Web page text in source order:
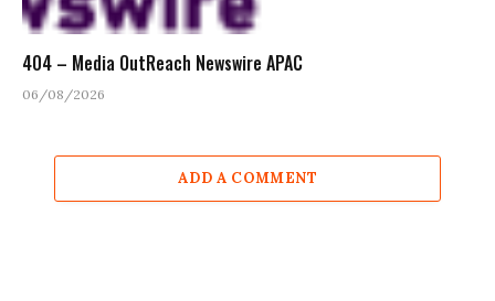
404 – Media OutReach Newswire APAC
06/08/2026
ADD A COMMENT